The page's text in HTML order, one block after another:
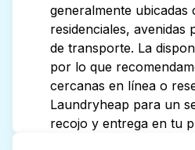
generalmente ubicadas
residenciales, avenidas
de transporte. La
por lo que
cercanas en línea o
Laundryheap para un
recojo y entrega en tu